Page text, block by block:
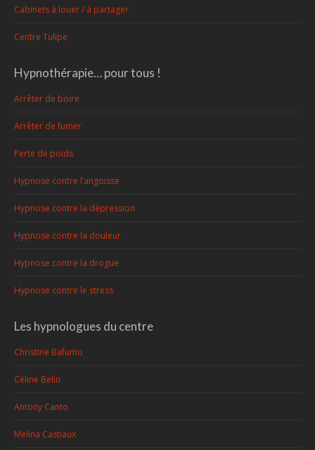
Cabinets à louer / à partager
Centre Tulipe
Hypnothérapie… pour tous !
Arrêter de boire
Arrêter de fumer
Perte de poids
Hypnose contre l’angoisse
Hypnose contre la dépression
Hypnose contre la douleur
Hypnose contre la drogue
Hypnose contre le stress
Les hypnologues du centre
Christine Bafumo
Céline Belin
Antony Canto
Melina Castiaux